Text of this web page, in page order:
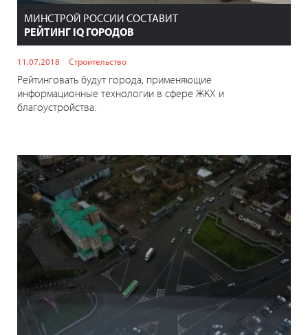
МИНСТРОЙ РОССИИ СОСТАВИТ
РЕЙТИНГ IQ ГОРОДОВ
11.07.2018 Строительство
Рейтинговать будут города, применяющие
информационные технологии в сфере ЖКХ и
благоустройства.